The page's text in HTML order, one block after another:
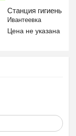
Станция гигиены...
Ивантеевка
Цена не указана